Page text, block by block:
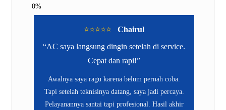
⭐️⭐️⭐️⭐️⭐️
Chairul
“AC saya langsung dingin setelah di service.
Cepat dan rapi!”
Awalnya saya ragu karena belum pernah coba.
Tapi setelah teknisinya datang, saya jadi percaya.
Pelayanannya santai tapi profesional. Hasil akhir